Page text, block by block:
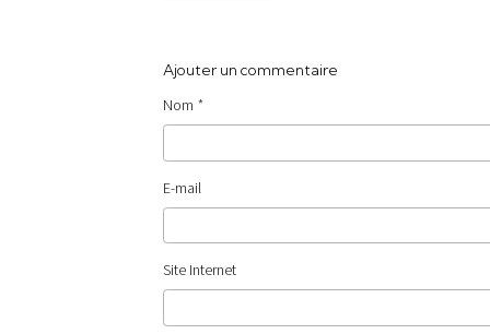
Ajouter un commentaire
Nom
E-mail
Site Internet